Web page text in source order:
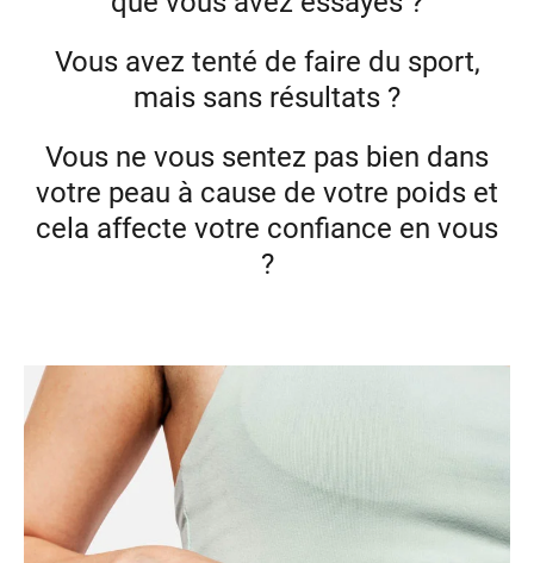
Vous avez tenté de faire du sport,
mais sans résultats ?
Vous ne vous sentez pas bien dans
votre peau à cause de votre poids et
cela affecte votre confiance en vous
?